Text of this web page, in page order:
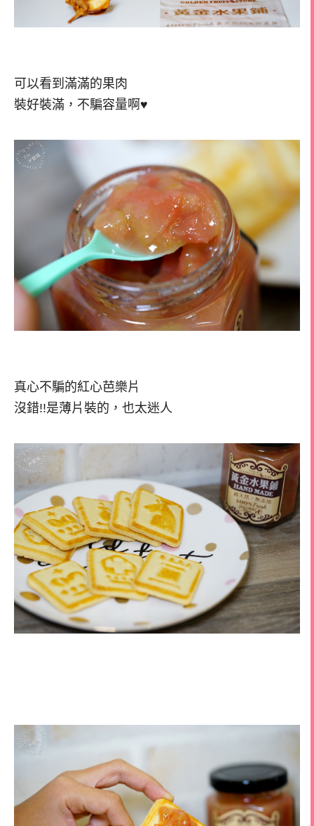
可以看到滿滿的果肉
裝好裝滿，不騙容量啊♥
真心不騙的紅心芭樂片
沒錯!!是薄片裝的，也太迷人